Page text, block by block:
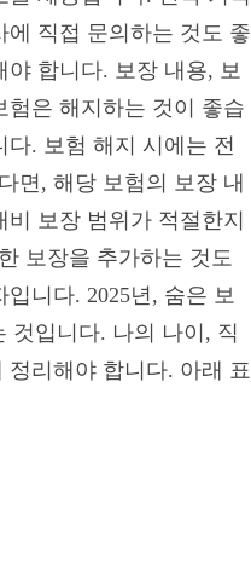
직접 문의하는 것도 좋
합니다. 보장 내용, 보
은 해지하는 것이 좋습
. 보험 해지 시에는 전
면, 해당 보험의 보장 내
보장 범위가 적절한지
보장을 추가하는 것도
니다. 2025년, 숨은 보
것입니다. 나의 나이, 직
리해야 합니다. 아래 표